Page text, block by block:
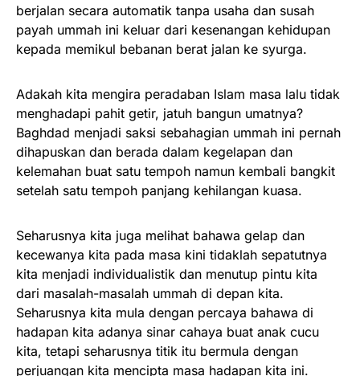
berjalan secara automatik tanpa usaha dan susah
payah ummah ini keluar dari kesenangan kehidupan
kepada memikul bebanan berat jalan ke syurga.
Adakah kita mengira peradaban Islam masa lalu tidak
menghadapi pahit getir, jatuh bangun umatnya?
Baghdad menjadi saksi sebahagian ummah ini pernah
dihapuskan dan berada dalam kegelapan dan
kelemahan buat satu tempoh namun kembali bangkit
setelah satu tempoh panjang kehilangan kuasa.
Seharusnya kita juga melihat bahawa gelap dan
kecewanya kita pada masa kini tidaklah sepatutnya
kita menjadi individualistik dan menutup pintu kita
dari masalah-masalah ummah di depan kita.
Seharusnya kita mula dengan percaya bahawa di
hadapan kita adanya sinar cahaya buat anak cucu
kita, tetapi seharusnya titik itu bermula dengan
perjuangan kita mencipta masa hadapan kita ini.